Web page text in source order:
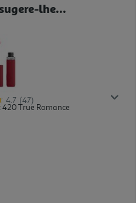
lhe...
4.7 (47)
True Romance